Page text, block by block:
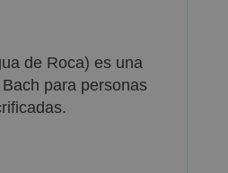
de Roca) es una
para personas